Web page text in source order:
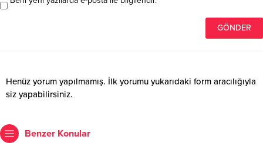
Henüz yorum yapılmamış. İlk yorumu yukarıdaki form aracılığıyla
siz yapabilirsiniz.
Benzer Konular